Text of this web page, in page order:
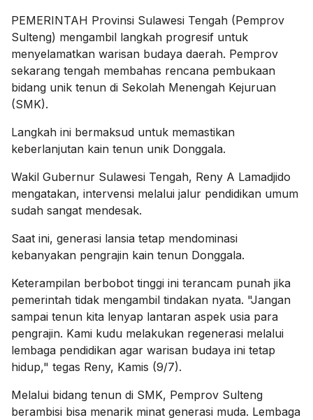
PEMERINTAH Provinsi Sulawesi Tengah (Pemprov
Sulteng) mengambil langkah progresif untuk
menyelamatkan warisan budaya daerah. Pemprov
sekarang tengah membahas rencana pembukaan
bidang unik tenun di Sekolah Menengah Kejuruan
(SMK).
Langkah ini bermaksud untuk memastikan
keberlanjutan kain tenun unik Donggala.
Wakil Gubernur Sulawesi Tengah, Reny A Lamadjido
mengatakan, intervensi melalui jalur pendidikan umum
sudah sangat mendesak.
Saat ini, generasi lansia tetap mendominasi
kebanyakan pengrajin kain tenun Donggala.
Keterampilan berbobot tinggi ini terancam punah jika
pemerintah tidak mengambil tindakan nyata. "Jangan
sampai tenun kita lenyap lantaran aspek usia para
pengrajin. Kami kudu melakukan regenerasi melalui
lembaga pendidikan agar warisan budaya ini tetap
hidup," tegas Reny, Kamis (9/7).
Melalui bidang tenun di SMK, Pemprov Sulteng
berambisi bisa menarik minat generasi muda. Lembaga